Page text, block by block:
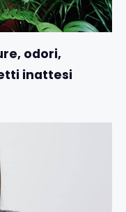
odori,
inattesi